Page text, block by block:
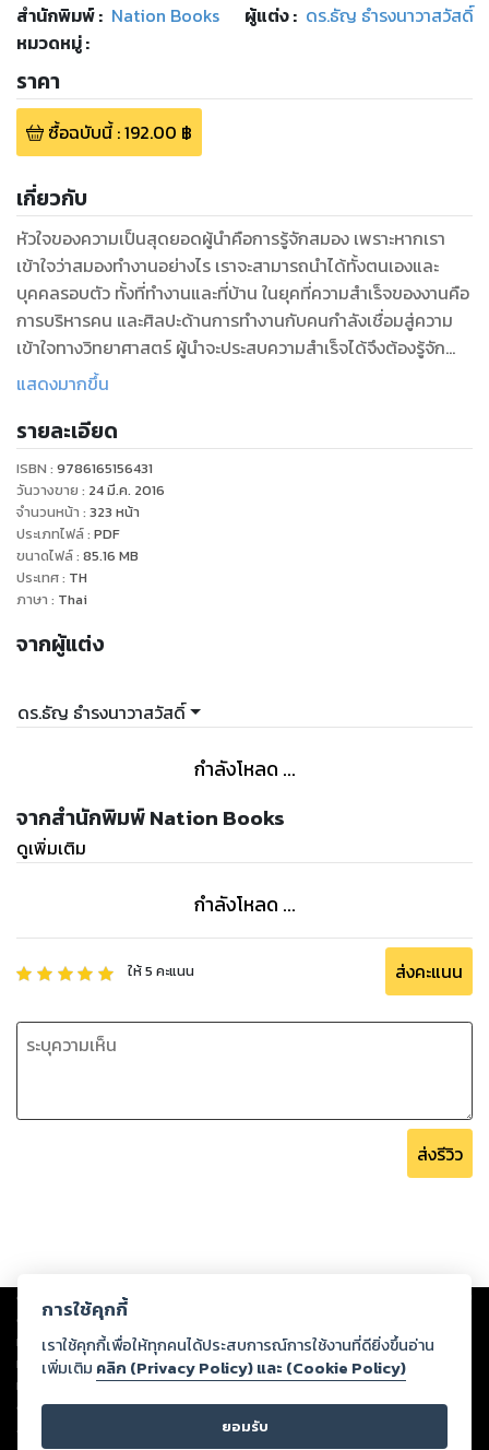
สำนักพิมพ์: Nation Books ผู้แต่ง : ดร.ธัญ ธำรงนาวาสวัสดิ์
หมวดหมู่:
ราคา
ซื้อฉบับนี้:192.00 ฿
เกี่ยวกับ
หัวใจของความเป็นสุดยอดผู้นำคือการรู้จักสมอง เพราะหากเรา
เข้าใจว่าสมองทำงานอย่างไร เราจะสามารถนำได้ทั้งตนเองและ
บุคคลรอบตัว ทั้งที่ทำงานและที่บ้าน ในยุคที่ความสำเร็จของงานคือ
การบริหารคน และศิลปะด้านการทำงานกับคนกำลังเชื่อมสู่ความ
เข้าใจทางวิทยาศาสตร์ ผู้นำจะประสบความสำเร็จได้จึงต้องรู้จัก
สมองด้วย ถ้าเราเข้าใจกลไกการทำงานสมอง เราจะเข้าใจวิธีคิด
วัน และจะรับมือกับสถานการณ์ต่างๆ ได้ดีขึ้น ใช้บริหารจัดการ
เรื่องงานก็ได้ รับมือกับเรื่องในครอบครัวก็ดี ได้ทั้งงาน ได้ทั้งใจ ทุก
ฝ่ายแฮปปี้ เชื่อว่า หนังสือเล่มนี้จะเป็นหนังสือน่าอ่านอีกเล่มที่คุณจะ
ชอบ
แสดงมากขึ้น
รายละเอียด
ISBN : 9786165156431
วันวางขาย : 24 มี.ค. 2016
จำนวนหน้า : 323 หน้า
ประเภทไฟล์: PDF
ขนาดไฟล์: 85.16 MB
ประเทศ: TH
ภาษา : Thai
จากผู้แต่ง
ดร.ธัญ ธำรงนาวาสวัสดิ์
กำลังโหลด ...
จากสำนักพิมพ์ Nation Books
ดูเพิ่มเติม
กำลังโหลด ...
ให้5 คะแนน ส่งคะแนน
ส่งรีวิว
Copyright © 2026
ต่อผลงานหรือเนื้อหาใดที่อัปโหลดผ่านเว็บไซต์และปรากฏว่าละเมิดสิทธิใน
ทรัพย์สินทางปัญญาของบุคคลอื่นหรือขัดต่อกฎหมายและศีลธรรม ดังนั้น ผู้อ่าน
ทุกท่านโปรดใช้วิจารณญาณในการกลั่นกรองด้วยตนเอง และหากท่านพบว่าส่วน
หนึ่งส่วนใดขัดต่อกฎหมายและศีลธรรม กรุณาแจ้งมายังบริษัท เพื่อทีมงานจะได้
ดำเนินการในทันที ทั้งนี้ ทางสตอรี่ล็อกขอสงวนลิขสิทธิ์ตามพระราชบัญญัติ
ลิขสิทธิ์ พ.ศ. 2537 (ฉบับล่าสุด)
การใช้คุกกี้
เราใช้คุกกี้เพื่อให้ทุกคนได้ประสบการณ์การใช้งานที่ดียิ่งขึ้นอ่าน
เพิ่มเติม คลิก (Privacy Policy) และ (Cookie Policy)
ยอมรับ